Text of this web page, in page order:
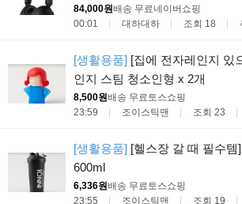
84,000원배송 무료네이버쇼핑
00:01
대하대하 조회 18
[생활용품] [집에 전자레인지 있
인지 스팀 청소인형 x 2개
8,500원배송 무료 토스쇼핑
23:59
조이스틱맨 조회 23
[생활용품] [헬스장 갈 때 필수템
600ml
6,336원배송 무료 토스쇼핑
23:55
조이스틱맨 조회 19